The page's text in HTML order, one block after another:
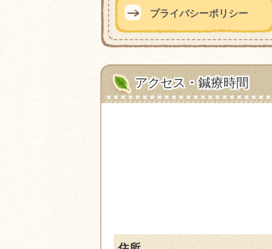
プライバシーポリシー
アクセス・鍼療時間